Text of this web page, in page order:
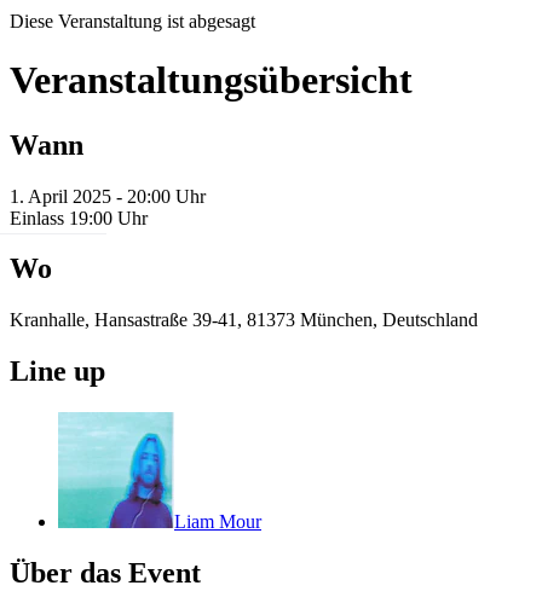
Diese Veranstaltung ist abgesagt
Veranstaltungsübersicht
Wann
1. April 2025 - 20:00 Uhr
Einlass 19:00 Uhr
Wo
Kranhalle, Hansastraße 39-41, 81373 München, Deutschland
Line up
Liam Mour
Über das Event